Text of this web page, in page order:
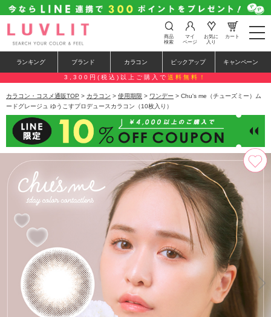
t
o
e
n
a
a
i
o
n
商品
検索
マイ
ページ
お気に
入り
カート
ランキング ブランド カラコン ピックアップ キャンペーン
3,300円(税込)以上ご購入で 送料無料！
カラコン・コスメ通販TOP > カラコン > 使用期限 > ワンデー > Chu's me（チューズミー）ム
ードグレージュ ゆうこすプロデュースカラコン（10枚入り）